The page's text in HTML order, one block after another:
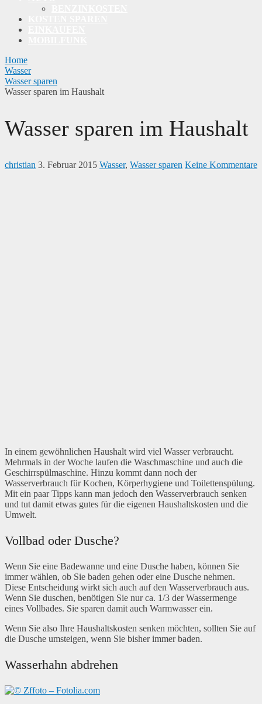
Home
Wasser
Wasser sparen
Wasser sparen im Haushalt
Wasser sparen im Haushalt
christian 3. Februar 2015 Wasser, Wasser sparen Keine Kommentare
In einem gewöhnlichen Haushalt wird viel Wasser verbraucht.
Mehrmals in der Woche laufen die Waschmaschine und auch die
Geschirrspülmaschine. Hinzu kommt dann noch der
Wasserverbrauch für Kochen, Körperhygiene und Toilettenspülung.
Mit ein paar Tipps kann man jedoch den Wasserverbrauch senken
und tut damit etwas gutes für die eigenen Haushaltskosten und die
Umwelt.
Vollbad oder Dusche?
Wenn Sie eine Badewanne und eine Dusche haben, können Sie
immer wählen, ob Sie baden gehen oder eine Dusche nehmen.
Diese Entscheidung wirkt sich auch auf den Wasserverbrauch aus.
Wenn Sie duschen, benötigen Sie nur ca. 1/3 der Wassermenge
eines Vollbades. Sie sparen damit auch Warmwasser ein.
Wenn Sie also Ihre Haushaltskosten senken möchten, sollten Sie auf
die Dusche umsteigen, wenn Sie bisher immer baden.
Wasserhahn abdrehen